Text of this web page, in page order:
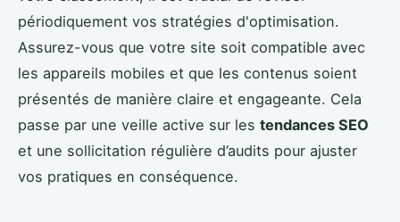
périodiquement vos stratégies d'optimisation.
Assurez-vous que votre site soit compatible avec
les appareils mobiles et que les contenus soient
présentés de manière claire et engageante. Cela
passe par une veille active sur les tendances SEO
et une sollicitation régulière d’audits pour ajuster
vos pratiques en conséquence.